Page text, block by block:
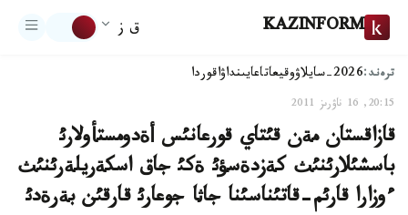
KAZINFORM ق ز
ترەند:2026-سايلاۋ وقيعاتاعايىنداۋاقوردا
20:15, 16 ناۋرىز 2011
قازاقستان مةن قئتاي قورعانئس أةدومستأولارئ
باسشئلارئنئث كةزدةسؤئ ةكئ جاق اسكةريلةرئنئث
ءوزارا قارئم-قاتئناسئنا جاثا جوعارئ قارقئن بةرةدئ